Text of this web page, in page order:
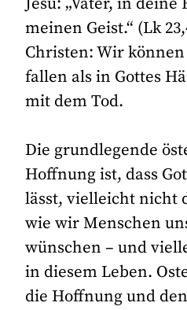
meinen Geist.“ (Lk
Christen: Wir
fallen als in Gottes
mit dem Tod.
Die grundlegende
Hoffnung ist, dass
lässt, vielleicht nicht
wie wir Menschen
wünschen – und
in diesem Leben.
die Hoffnung und